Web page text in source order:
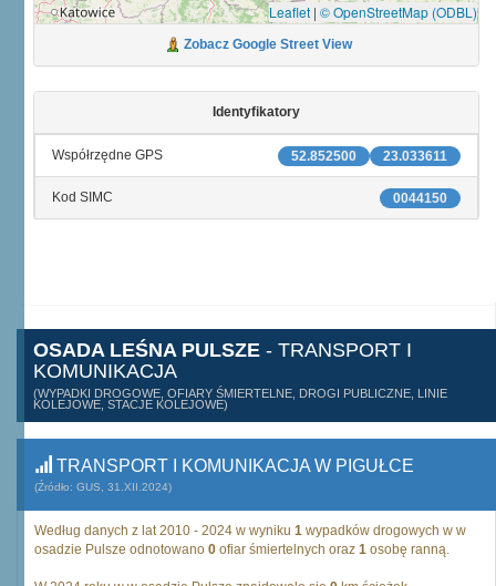
Leaflet | © OpenStreetMap (ODBL)
Zobacz Google Street View
Identyfikatory
23.033611
52.852500
Współrzędne GPS
0044150
Kod SIMC
OSADA LEŚNA PULSZE - TRANSPORT I
KOMUNIKACJA
(WYPADKI DROGOWE, OFIARY ŚMIERTELNE, DROGI PUBLICZNE, LINIE
KOLEJOWE, STACJE KOLEJOWE)
TRANSPORT I KOMUNIKACJA W PIGUŁCE
(Źródło: GUS, 31.XII.2024)
Według danych z lat 2010 - 2024 w wyniku 1 wypadków drogowych w w
osadzie Pulsze odnotowano 0 ofiar śmiertelnych oraz 1 osobę ranną.